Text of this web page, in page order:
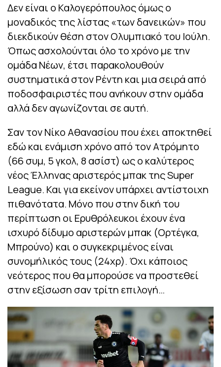
Δεν είναι ο Καλογερόπουλος όμως ο
μοναδικός της λίστας «των δανεικών» που
διεκδικούν θέση στον Ολυμπιακό του Ιούλη.
Όπως ασχολούνται όλο το χρόνο με την
ομάδα Νέων, έτσι παρακολουθούν
συστηματικά στον Ρέντη και μια σειρά από
ποδοσφαιριστές που ανήκουν στην ομάδα
αλλά δεν αγωνίζονται σε αυτή.
Σαν τον Νίκο Αθανασίου που έχει αποκτηθεί
εδώ και ενάμιση χρόνο από τον Ατρόμητο
(66 συμ, 5 γκολ, 8 ασίστ) ως ο καλύτερος
νέος Έλληνας αριστερός μπακ της Super
League. Και για εκείνον υπάρχει αντίστοιχη
πιθανότατα. Μόνο που στην δική του
περίπτωση οι Ερυθρόλευκοι έχουν ένα
ισχυρό δίδυμο αριστερών μπακ (Ορτέγκα,
Μπρούνο) και ο συγκεκριμένος είναι
συνομήλικός τους (24χρ). Όχι κάποιος
νεότερος που θα μπορούσε να προστεθεί
στην εξίσωση σαν τρίτη επιλογή…